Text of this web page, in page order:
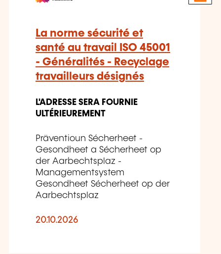
La norme sécurité et
santé au travail ISO 45001
- Généralités - Recyclage
travailleurs désignés
L'ADRESSE SERA FOURNIE
ULTÉRIEUREMENT
Präventioun Sécherheet -
Gesondheet a Sécherheet op
der Aarbechtsplaz -
Managementsystem
Gesondheet Sécherheet op der
Aarbechtsplaz
20.10.2026